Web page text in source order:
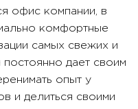
офис компании, в
комфортные
самых свежих и
дает своим
опыт у
и делиться своими